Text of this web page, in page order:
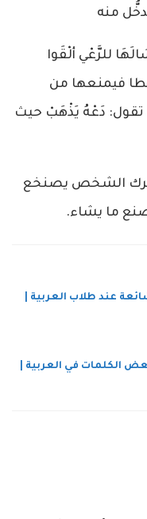
منه
للرَّعْي ألْقَوا
فيمنعها من
تقول: دَعْهُ يَذْهَبْ حيث
تترك الشخص يصنخع
ما يشاء.
عند طلاب العربية |
الكلمات في العربية |